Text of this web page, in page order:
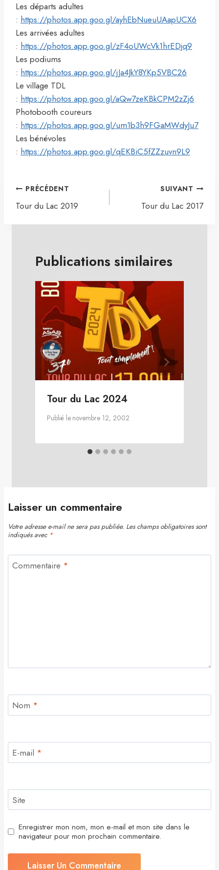
Les départs adultes
: https://photos.app.goo.gl/ayhEbNueuUAapUCX6
Les arrivées adultes
: https://photos.app.goo.gl/zF4oUWcVk1hrEDjq9
Les podiums
: https://photos.app.goo.gl/jJa4JkY8YKp5VBC26
Le village TDL
: https://photos.app.goo.gl/aQw7zeKBkCPM2zZj6
Photobooth coureurs
: https://photos.app.goo.gl/um1b3h9FGaMWdyJu7
Les bénévoles
: https://photos.app.goo.gl/qEKBiC5fZZzuvn9L9
Navigation
de
l’article
PRÉCÉDENT
Tour du Lac 2019
SUIVANT
Tour du Lac 2017
Publications similaires
Tour du Lac 2024
Publié le novembre 12, 2002
Laisser un commentaire
Votre adresse e-mail ne sera pas publiée. Les champs obligatoires sont
indiqués avec *
Commentaire *
Nom *
E-mail *
Site
Enregistrer mon nom, mon e-mail et mon site dans le
navigateur pour mon prochain commentaire.